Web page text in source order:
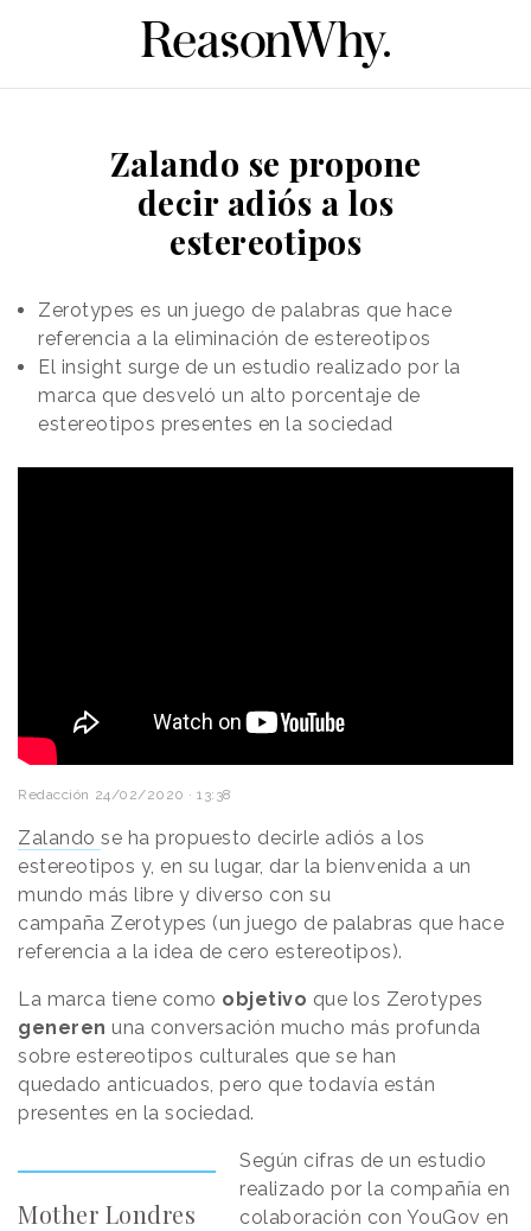
Zalando se propone
decir adiós a los
estereotipos
Zerotypes es un juego de palabras que hace
referencia a la eliminación de estereotipos
El insight surge de un estudio realizado por la
marca que desveló un alto porcentaje de
estereotipos presentes en la sociedad
Redacción 24/02/2020 · 13:38
Zalando se ha propuesto decirle adiós a los
estereotipos y, en su lugar, dar la bienvenida a un
mundo más libre y diverso con su
campaña Zerotypes (un juego de palabras que hace
referencia a la idea de cero estereotipos).
La marca tiene como objetivo que los Zerotypes
generen una conversación mucho más profunda
sobre estereotipos culturales que se han
quedado anticuados, pero que todavía están
presentes en la sociedad.
Mother Londres
Según cifras de un estudio
realizado por la compañía en
colaboración con YouGov en